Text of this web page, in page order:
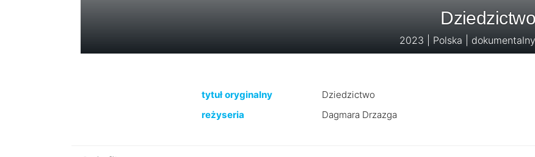
Dziedzictwo
2023 | Polska | dokumentalny
tytuł oryginalny
Dziedzictwo
reżyseria
Dagmara Drzazga